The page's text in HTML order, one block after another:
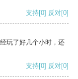
支持[0] 反对[0]
玩了好几个小时，还
支持[0] 反对[0]